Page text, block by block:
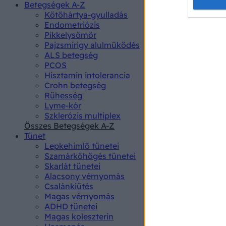
Betegségek A-Z
Kötőhártya-gyulladás
Endometriózis
Pikkelysömör
Pajzsmirigy alulműködés
ALS betegség
PCOS
Hisztamin intolerancia
Crohn betegség
Rühesség
Lyme-kór
Szklerózis multiplex
Összes Betegségek A-Z
Tünet
Lepkehimlő tünetei
Szamárköhögés tünetei
Skarlát tünetei
Alacsony vérnyomás
Csalánkiütés
Magas vérnyomás
ADHD tünetei
Magas koleszterin